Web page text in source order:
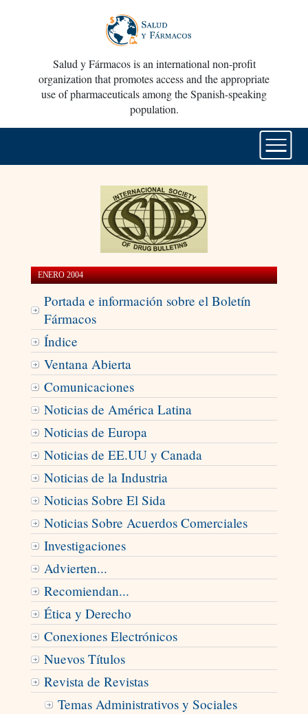
Salud y Fármacos is an international non-profit
organization that promotes access and the appropriate
use of pharmaceuticals among the Spanish-speaking
population.
ENERO 2004
Portada e información sobre el Boletín
Fármacos
Índice
Ventana Abierta
Comunicaciones
Noticias de América Latina
Noticias de Europa
Noticias de EE.UU y Canada
Noticias de la Industria
Noticias Sobre El Sida
Noticias Sobre Acuerdos Comerciales
Investigaciones
Advierten...
Recomiendan...
Ética y Derecho
Conexiones Electrónicos
Nuevos Títulos
Revista de Revistas
Temas Administrativos y Sociales